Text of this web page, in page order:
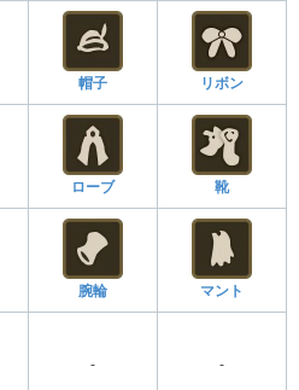
帽子 リボン
ローブ 靴
腕輪 マント
- -